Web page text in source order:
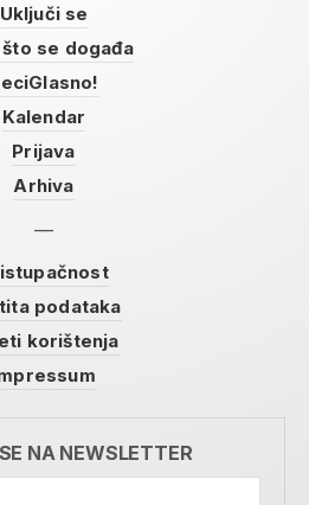
Uključi se
se događa
Kalendar
Prijava
Arhiva
podataka
korištenja
NA NEWSLETTER